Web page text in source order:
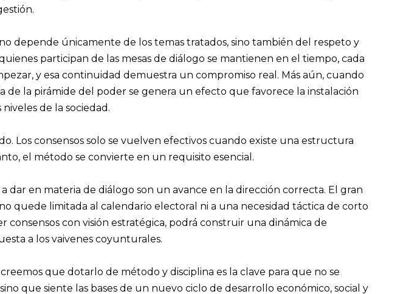
depende únicamente de los temas tratados, sino también del respeto y
participan de las mesas de diálogo se mantienen en el tiempo, cada
y esa continuidad demuestra un compromiso real. Más aún, cuando
de la pirámide del poder se genera un efecto que favorece la instalación
de la sociedad.
Los consensos solo se vuelven efectivos cuando existe una estructura
el método se convierte en un requisito esencial.
dar en materia de diálogo son un avance en la dirección correcta. El gran
quede limitada al calendario electoral ni a una necesidad táctica de corto
consensos con visión estratégica, podrá construir una dinámica de
a los vaivenes coyunturales.
que dotarlo de método y disciplina es la clave para que no se
que siente las bases de un nuevo ciclo de desarrollo económico, social y